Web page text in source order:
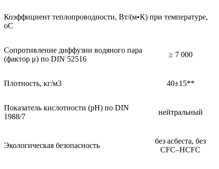
Коэффициент теплопроводности, Вт/(м•К) при температуре,
оС
Сопротивление диффузии водяного пара
(фактор μ) по DIN 52516
≥ 7 000
Плотность, кг/м3 40±15**
Показатель кислотности (pH) по DIN
1988/7
нейтральный
Экологическая безопасность
без асбеста, без
CFC–HCFC